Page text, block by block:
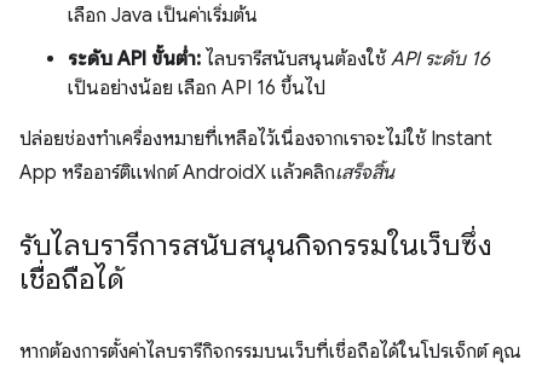
เลือก Java เป็นค่าเริ่มต้น
ระดับ API ขั้นต่ำ: ไลบรารีสนับสนุนต้องใช้ API ระดับ 16
เป็นอย่างน้อย เลือก API 16 ขึ้นไป
ปล่อยช่องทําเครื่องหมายที่เหลือไว้เนื่องจากเราจะไม่ใช้ Instant
App หรืออาร์ติแฟกต์ AndroidX แล้วคลิกเสร็จสิ้น
รับไลบรารีการสนับสนุนกิจกรรมในเว็บซึ่ง
เชื่อถือได้
หากต้องการตั้งค่าไลบรารีกิจกรรมบนเว็บที่เชื่อถือได้ในโปรเจ็กต์ คุณ